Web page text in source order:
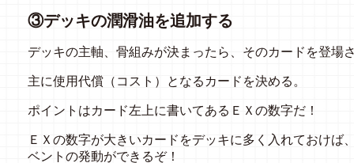
③デッキの潤滑油を追加する
デッキの主軸、骨組みが決まったら、そのカードを登場
主に使用代償（コスト）となるカードを決める。
ポイントはカード左上に書いてあるＥＸの数字だ！
ＥＸの数字が大きいカードをデッキに多く入れておけば
ベントの発動ができるぞ！